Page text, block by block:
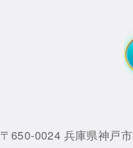
〒650-0024 兵庫県神戸